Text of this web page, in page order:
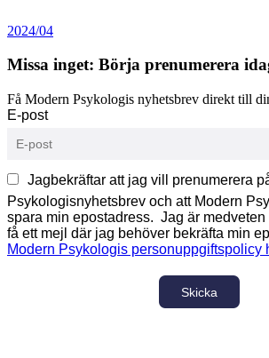
2024/04
Missa inget: Börja prenumerera
Få Modern Psykologis nyhetsbrev direkt till
E-post
Jagbekräftar att jag vill prenumerera
Psykologisnyhetsbrev och att Modern
spara min epostadress. Jag är
få ett mejl där jag behöver bekräfta min
Modern Psykologis personuppgiftspolicy
Skicka